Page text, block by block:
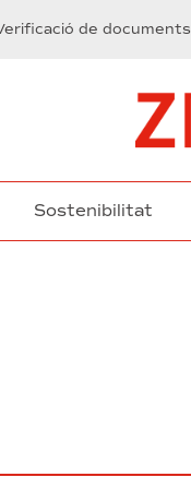
de documents
Sostenibilitat